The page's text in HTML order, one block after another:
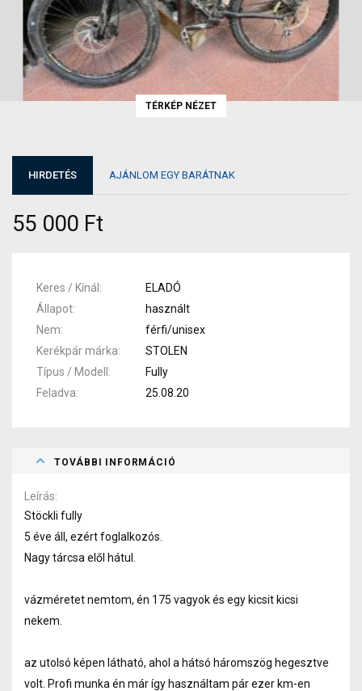
TÉRKÉP NÉZET
HIRDETÉS AJÁNLOM EGY BARÁTNAK
55 000 Ft
Keres / Kínál
ELADÓ
Állapot
használt
Nem
férfi/unisex
Kerékpár márka
STOLEN
Típus / Modell
Fully
Feladva
25.08.20
TOVÁBBI INFORMÁCIÓ
Leírás
Stöckli fully
5 éve áll, ezért foglalkozós.
Nagy tárcsa elől hátul.
vázméretet nemtom, én 175 vagyok és egy kicsit kicsi
nekem.
az utolsó képen látható, ahol a hátsó háromszög hegesztve
volt. Profi munka én már így használtam pár ezer km-en